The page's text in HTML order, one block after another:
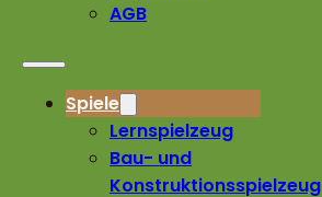
AGB
Spiele
Lernspielzeug
Bau- und
Konstruktionsspielzeug